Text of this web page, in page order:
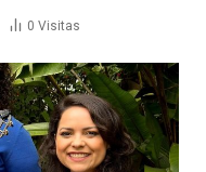
0 Visitas